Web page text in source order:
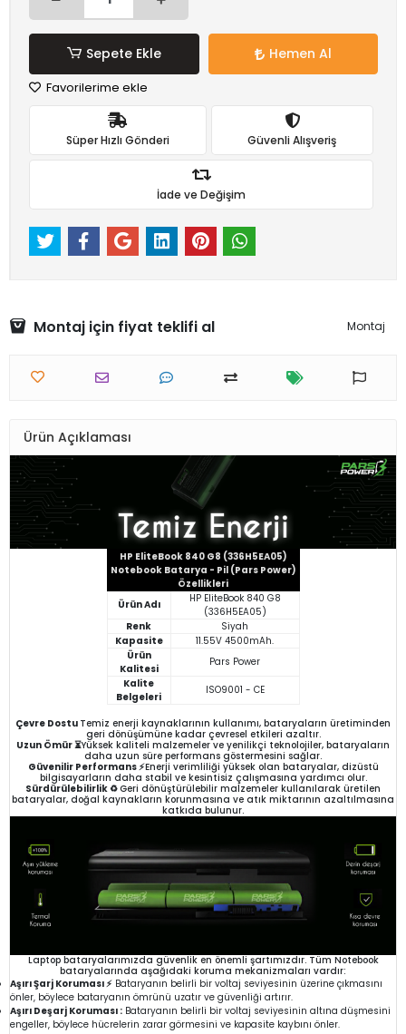
Sepete Ekle Hemen Al
Favorilerime ekle
Süper Hızlı Gönderi Güvenli Alışveriş
İade ve Değişim
Montaj için fiyat teklifi al Montaj
Ürün Açıklaması
HP EliteBook 840 G8 (336H5EA05)
Notebook Batarya - Pil (Pars Power)
Özellikleri
Ürün Adı
HP EliteBook 840 G8
(336H5EA05)
Renk
Siyah
Kapasite
11.55V 4500mAh.
Ürün
Kalitesi
Pars Power
Kalite
Belgeleri
ISO9001 - CE
Çevre Dostu Temiz enerji kaynaklarının kullanımı, bataryaların üretiminden
geri dönüşümüne kadar çevresel etkileri azaltır.
Uzun Ömür ⏳Yüksek kaliteli malzemeler ve yenilikçi teknolojiler, bataryaların
daha uzun süre performans göstermesini sağlar.
Güvenilir Performans ⚡Enerji verimliliği yüksek olan bataryalar, dizüstü
bilgisayarların daha stabil ve kesintisiz çalışmasına yardımcı olur.
Sürdürülebilirlik ♻️Geri dönüştürülebilir malzemeler kullanılarak üretilen
bataryalar, doğal kaynakların korunmasına ve atık miktarının azaltılmasına
katkıda bulunur.
Laptop bataryalarımızda güvenlik en önemli şartımızdır. Tüm Notebook
bataryalarında aşağıdaki koruma mekanizmaları vardır:
Aşırı Şarj Koruması ⚡ Bataryanın belirli bir voltaj seviyesinin üzerine çıkmasını
önler, böylece bataryanın ömrünü uzatır ve güvenliği artırır.
Aşırı Deşarj Koruması : Bataryanın belirli bir voltaj seviyesinin altına düşmesini
engeller, böylece hücrelerin zarar görmesini ve kapasite kaybını önler.